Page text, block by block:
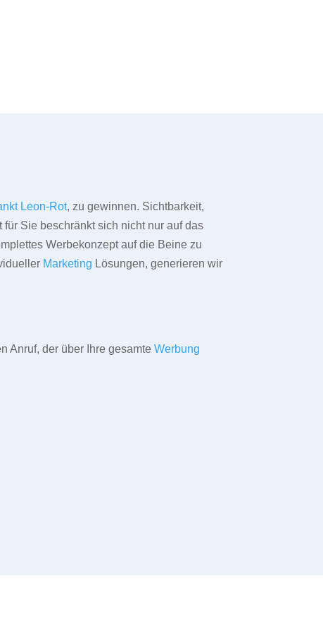
Leon-Rot, zu gewinnen. Sichtbarkeit,
Sie beschränkt sich nicht nur auf das
Werbekonzept auf die Beine zu
Marketing Lösungen, generieren wir
Anruf, der über Ihre gesamteWerbung